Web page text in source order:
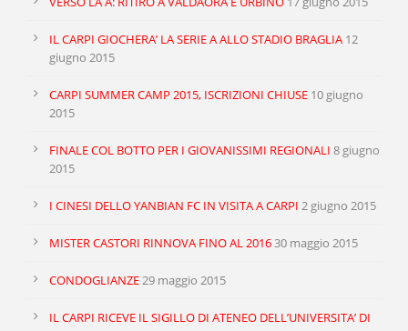
IL CARPI GIOCHERA’ LA SERIE A ALLO STADIO BRAGLIA 12
giugno 2015
CARPI SUMMER CAMP 2015, ISCRIZIONI CHIUSE 10 giugno
2015
FINALE COL BOTTO PER I GIOVANISSIMI REGIONALI 8 giugno
2015
I CINESI DELLO YANBIAN FC IN VISITA A CARPI 2 giugno 2015
MISTER CASTORI RINNOVA FINO AL 201630 maggio 2015
CONDOGLIANZE29 maggio 2015
IL CARPI RICEVE IL SIGILLO DI ATENEO DELL’UNIVERSITA’ DI